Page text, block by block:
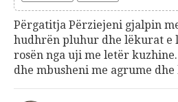
Përgatitja Përziejeni gjalpin
hudhrën pluhur dhe lëkurat e
rosën nga uji me letër
dhe mbusheni me agrume